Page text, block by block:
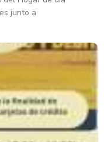
junto a